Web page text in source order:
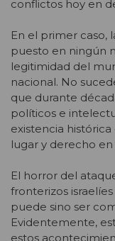
conflictos hoy en
En el primer caso,
puesto en ningún
legitimidad del
nacional. No
que durante
políticos e
existencia
lugar y derecho
El horror del
fronterizos
puede sino ser
Evidentemente,
estos